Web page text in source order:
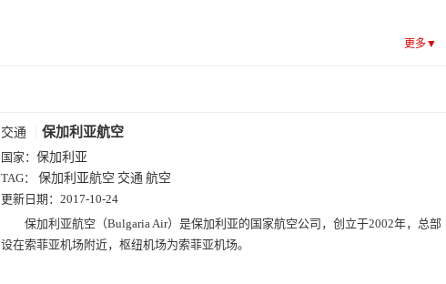
更多▼
交通 保加利亚航空
国家： 保加利亚
TAG： 保加利亚航空 交通 航空
更新日期： 2017-10-24
保加利亚航空（Bulgaria Air）是保加利亚的国家航空公司，创立于2002年，总部
设在索菲亚机场附近，枢纽机场为索菲亚机场。